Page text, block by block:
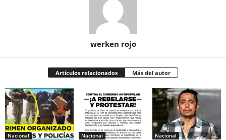
werken rojo
Artículos relacionados Más del autor
Nacional Nacional Nacional